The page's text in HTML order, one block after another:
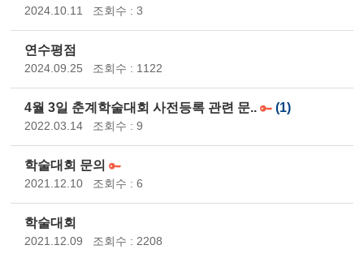
2024.10.11 조회수 : 3
연수평점
2024.09.25 조회수 : 1122
4월 3일 춘계학술대회 사전등록 관련 문.. (1)
2022.03.14 조회수 : 9
학술대회 문의
2021.12.10 조회수 : 6
학술대회
2021.12.09 조회수 : 2208